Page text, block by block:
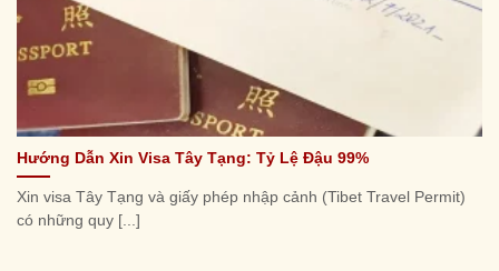
Hướng Dẫn Xin Visa Tây Tạng: Tỷ Lệ Đậu 99%
Xin visa Tây Tạng và giấy phép nhập cảnh (Tibet Travel Permit)
có những quy [...]